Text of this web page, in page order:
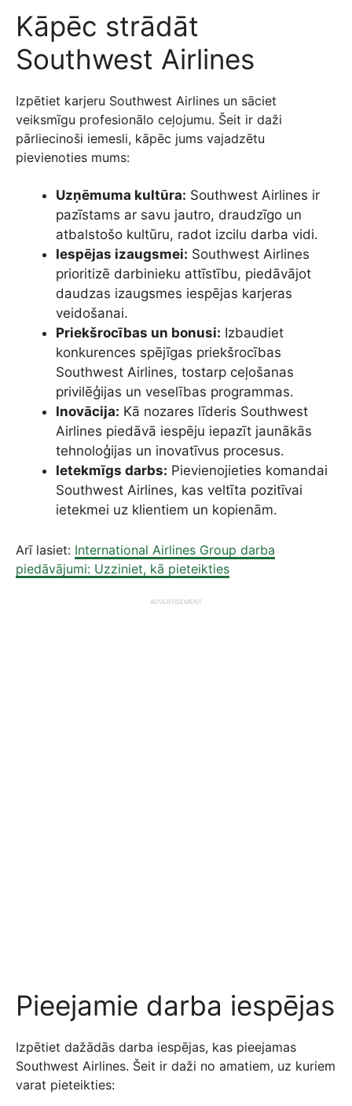
Kāpēc strādāt
Southwest Airlines
Izpētiet karjeru Southwest Airlines un sāciet
veiksmīgu profesionālo ceļojumu. Šeit ir daži
pārliecinoši iemesli, kāpēc jums vajadzētu
pievienoties mums:
Uzņēmuma kultūra: Southwest Airlines ir
pazīstams ar savu jautro, draudzīgo un
atbalstošo kultūru, radot izcilu darba vidi.
Iespējas izaugsmei: Southwest Airlines
prioritizē darbinieku attīstību, piedāvājot
daudzas izaugsmes iespējas karjeras
veidošanai.
Priekšrocības un bonusi: Izbaudiet
konkurences spējīgas priekšrocības
Southwest Airlines, tostarp ceļošanas
privilēģijas un veselības programmas.
Inovācija: Kā nozares līderis Southwest
Airlines piedāvā iespēju iepazīt jaunākās
tehnoloģijas un inovatīvus procesus.
Ietekmīgs darbs: Pievienojieties komandai
Southwest Airlines, kas veltīta pozitīvai
ietekmei uz klientiem un kopienām.
Arī lasiet: International Airlines Group darba
piedāvājumi: Uzziniet, kā pieteikties
ADVERTISEMENT
Pieejamie darba iespējas
Izpētiet dažādās darba iespējas, kas pieejamas
Southwest Airlines. Šeit ir daži no amatiem, uz kuriem
varat pieteikties: